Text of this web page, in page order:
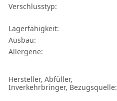
Verschlusstyp:
Lagerfähigkeit:
Ausbau:
Allergene:
Hersteller, Abfüller,
Inverkehrbringer, Bezugsquelle: